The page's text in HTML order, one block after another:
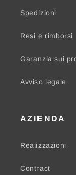
Spedizioni
Resi e rimborsi
Garanzia sui
Avviso legale
AZIENDA
Realizzazioni
Contract